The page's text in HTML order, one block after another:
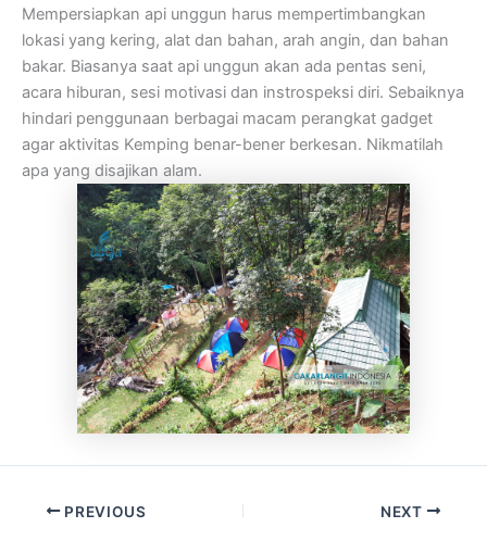
Mempersiapkan api unggun harus mempertimbangkan
lokasi yang kering, alat dan bahan, arah angin, dan bahan
bakar. Biasanya saat api unggun akan ada pentas seni,
acara hiburan, sesi motivasi dan instrospeksi diri. Sebaiknya
hindari penggunaan berbagai macam perangkat gadget
agar aktivitas Kemping benar-bener berkesan. Nikmatilah
apa yang disajikan alam.
PREVIOUS NEXT